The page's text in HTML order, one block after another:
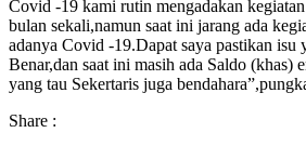
Covid -19 kami rutin mengadakan kegiatan
bulan sekali,namun saat ini jarang ada
adanya Covid -19.Dapat saya pastikan isu
Benar,dan saat ini masih ada Saldo (khas)
yang tau Sekertaris juga
Share :